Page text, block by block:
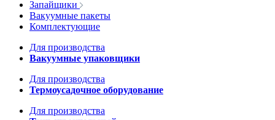
Запайщики
Вакуумные пакеты
Комплектующие
Для производства
Вакуумные упаковщики
Для производства
Термоусадочное оборудование
Для производства